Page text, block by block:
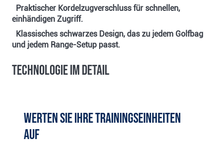
Praktischer Kordelzugverschluss für schnellen,
einhändigen Zugriff.
Klassisches schwarzes Design, das zu jedem Golfbag
und jedem Range-Setup passt.
Technologie im Detail
Werten Sie Ihre Trainingseinheiten
auf